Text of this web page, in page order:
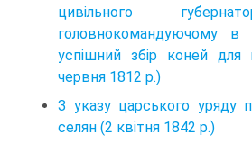
цивільного
головнокомандуючому в
успішний збір коней для
червня 1812 р.)
З указу царського уряду
селян (2 квітня 1842 р.)